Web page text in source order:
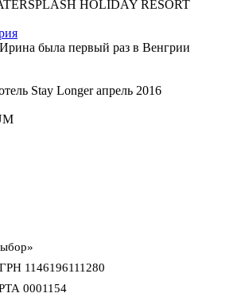
HOLIDAY RESORT
была первый раз в Венгрии
Stay Longer апрель 2016
1146196111280
0001154